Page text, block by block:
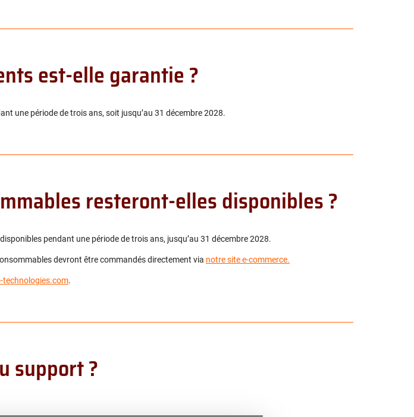
est-elle garantie ?
une période de trois ans, soit jusqu’au 31 décembre 2028.
resteront-elles disponibles ?
pendant une période de trois ans, jusqu’au 31 décembre 2028.
devront être commandés directement via notre site e-commerce.
technologies.com.
support ?